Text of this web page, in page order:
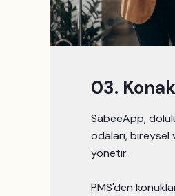
03.
SabeeApp,
odaları,
yönetir.
PMS'den